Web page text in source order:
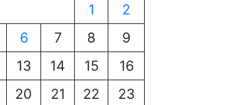
1
2
6 7 8
9
13 14 15
16
20 21 22
23